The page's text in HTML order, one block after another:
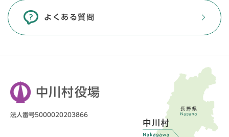
よくある質問
中川村役場
法人番号5000020203866